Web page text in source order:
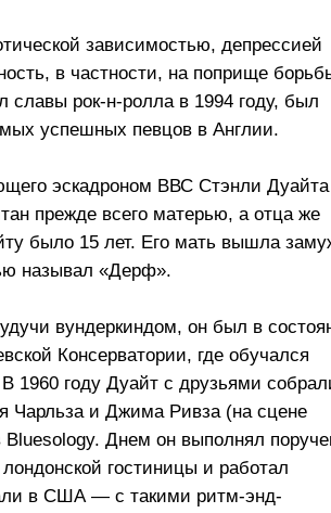
зависимостью, депрессией
в частности, на поприще
рок-н-ролла в 1994 году, был
успешных певцов в Англии.
эскадроном ВВС Стэнли Дуайта
прежде всего матерью, а отца же
было 15 лет. Его мать вышла
называл «Дерф».
вундеркиндом, он был в
Консерватории, где обучался
1960 году Дуайт с друзьями
Чарльза и Джима Ривза (на сцене
Днем он выполнял
гостиницы и работал
в США — с такими ритм-энд-